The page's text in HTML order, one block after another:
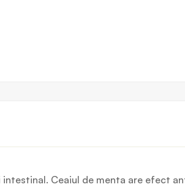
Ceaiul de menta are efect